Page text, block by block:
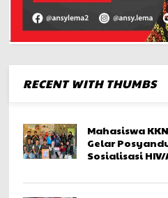
RECENT WITH THUMBS
Mahasiswa
Gelar
Sosialisasi